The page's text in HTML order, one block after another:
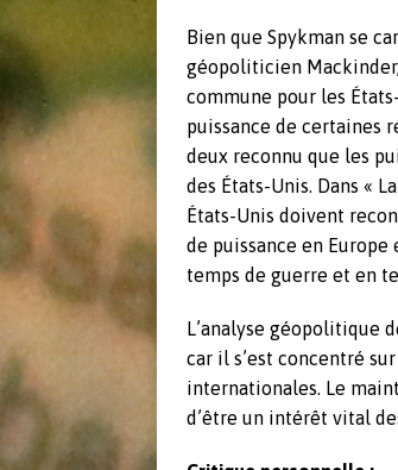
Bien que Spykman se
géopoliticien
commune pour les
puissance de certaines
deux reconnu que les
des États-Unis. Dans «
États-Unis doivent
de puissance en
temps de guerre et en
L’analyse géopolitique
car il s’est concentré
internationales. Le
d’être un intérêt vital